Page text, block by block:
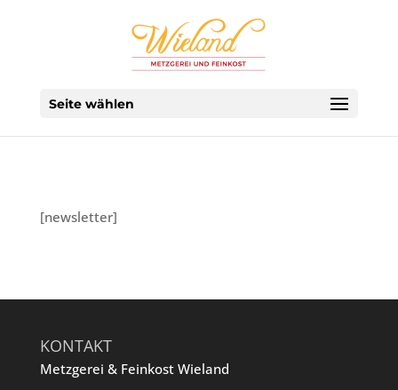
Seite wählen
[newsletter]
KONTAKT
Metzgerei & Feinkost Wieland